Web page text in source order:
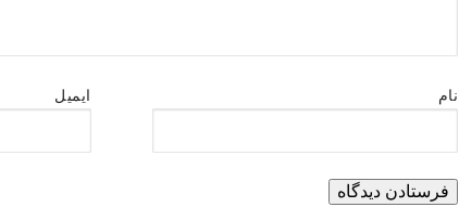
نام ایمیل